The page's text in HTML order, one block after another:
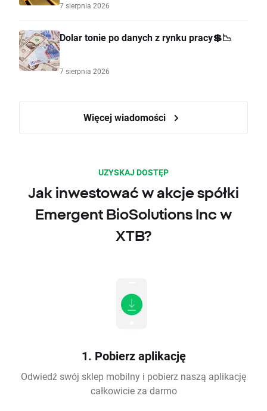
7 sierpnia 2026
Dolar tonie po danych z rynku pracy💲📉
7 sierpnia 2026
Więcej wiadomości
UZYSKAJ DOSTĘP
Jak inwestować w akcje spółki
Emergent BioSolutions Inc w
XTB?
1. Pobierz aplikację
Odwiedź swój sklep mobilny i pobierz naszą aplikację
całkowicie za darmo